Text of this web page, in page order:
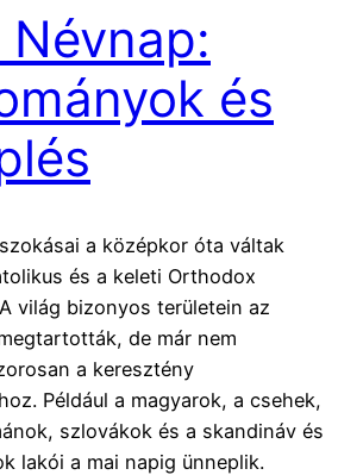
Névnap:
és
a középkor óta váltak
és a keleti Orthodox
világ bizonyos területein az
de már nem
a keresztény
Például a magyarok, a csehek,
szlovákok és a skandináv és
lakói a mai napig ünneplik.